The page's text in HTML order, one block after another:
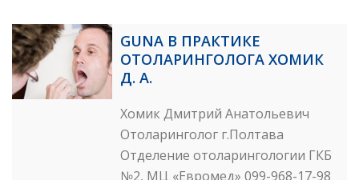
GUNA В ПРАКТИКЕ
ОТОЛАРИНГОЛОГА ХОМИК
Д. А.
Хомик Дмитрий Анатольевич
Отоларинголог г.Полтава
Отделение отоларингологии ГКБ
№2, МЦ «Евромед» 099-968-17-98